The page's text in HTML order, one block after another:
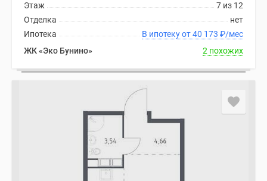
7 из 12
Этаж
нет
Отделка
В ипотеку от 40 173 ₽/мес
Ипотека
ЖК «Эко Бунино»
2 похожих